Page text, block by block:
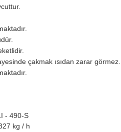
çakmak ısıdan zarar görmez.
- 490-S
kg / h